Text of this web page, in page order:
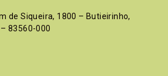
de Siqueira, 1800 – Butieirinho,
83560-000